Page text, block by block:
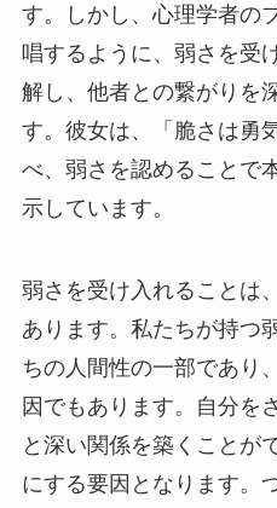
す。しかし、心理学者の
唱するように、弱さを受
解し、他者との繋がりを
す。彼女は、「脆さは勇
べ、弱さを認めることで
示しています。
弱さを受け入れることは
あります。私たちが持つ
ちの人間性の一部であり
因でもあります。自分を
と深い関係を築くことが
にする要因となります。